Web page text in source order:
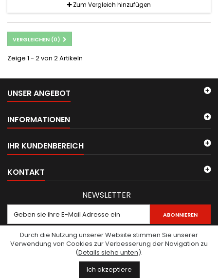
Zum Vergleich hinzufügen
VERGLEICHEN (0)
Zeige 1 - 2 von 2 Artikeln
UNSER ANGEBOT
INFORMATIONEN
Reserved.
IHR KUNDENBEREICH
KONTAKT
NEWSLETTER
ABONNIEREN
Durch die Nutzung unserer Website stimmen Sie unserer
Verwendung von Cookies zur Verbesserung der Navigation zu
(Details siehe unten).
Ich akzeptiere